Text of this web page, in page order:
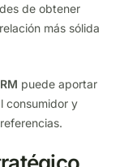
de obtener
más sólida
puede aportar
consumidor y